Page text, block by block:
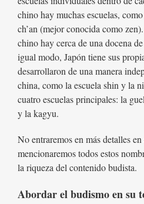
chino hay muchas escuelas,
ch’an (mejor conocida como
chino hay cerca de una docena
igual modo, Japón tiene sus
desarrollaron de una manera
china, como la escuela shin y la
cuatro escuelas principales: la
y la kagyu.
No entraremos en más detalles
mencionaremos todos estos
la riqueza del contenido budista.
Abordar el budismo en su